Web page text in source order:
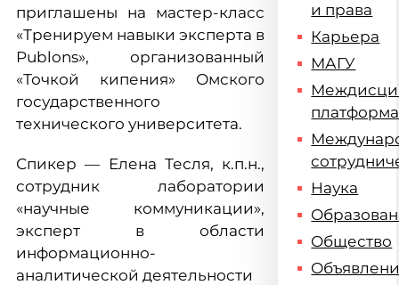
приглашены на мастер-класс
«Тренируем навыки эксперта в
Publons», организованный
«Точкой кипения» Омского
государственного
технического университета.
Спикер — Елена Тесля, к.п.н.,
сотрудник лаборатории
«научные коммуникации»,
эксперт в области
информационно-
аналитической деятельности
и права
Карьера
МАГУ
платформа
Наука
Общество